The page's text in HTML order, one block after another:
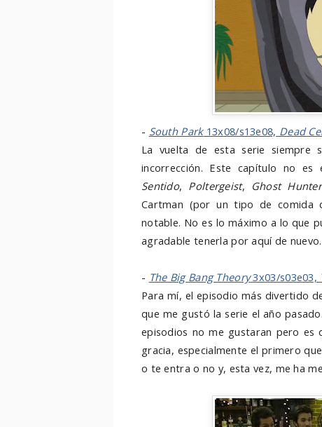
- South Park13x08/s13e08, Dead
La vuelta de esta serie siempre
incorrección. Este capítulo no es
Sentido, Poltergeist, Ghost
Cartman (por un tipo de comida
notable. No es lo máximo a lo que
agradable tenerla por aquí de nuevo.
- The Big Bang Theory3x03/s03e03,
Para mí, el episodio más divertido
que me gustó la serie el año
episodios no me gustaran pero es
gracia, especialmente el primero
o te entra o no y, esta vez, me ha